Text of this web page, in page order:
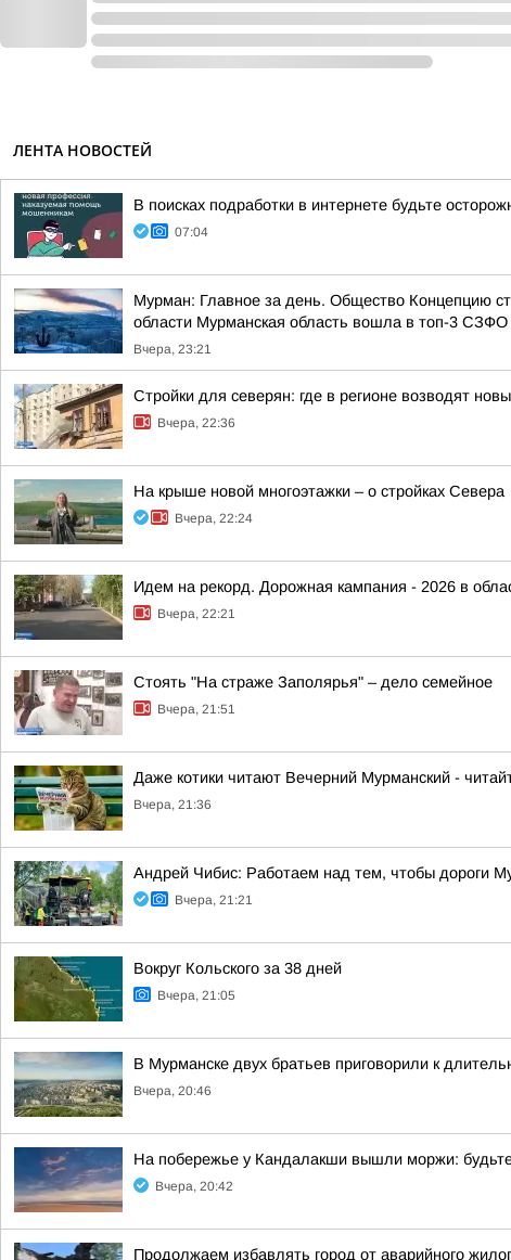
ЛЕНТА НОВОСТЕЙ
В поисках подработки в интернете будьте
07:04
Мурман: Главное за день. Общество Концепцию
области Мурманская область вошла в топ-3 СЗФО
Вчера, 23:21
Стройки для северян: где в регионе возводят
Вчера, 22:36
На крыше новой многоэтажки – о стройках Севера
Вчера, 22:24
Идем на рекорд. Дорожная кампания - 2026 в
Вчера, 22:21
Стоять "На страже Заполярья" – дело семейное
Вчера, 21:51
Даже котики читают Вечерний Мурманский -
Вчера, 21:36
Андрей Чибис: Работаем над тем, чтобы дороги
Вчера, 21:21
Вокруг Кольского за 38 дней
Вчера, 21:05
В Мурманске двух братьев приговорили к
Вчера, 20:46
На побережье у Кандалакши вышли моржи:
Вчера, 20:42
Продолжаем избавлять город от аварийного